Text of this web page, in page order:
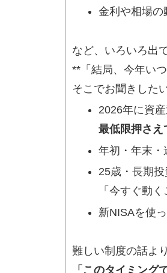
金利や相場の
など、いろいろ出
**「結局、今年い
そこでお聞きした
2026年に資
最低限押さえ
年初・年末・
25歳・長期投
「今すぐ動
新NISAを使
難しい制度の話より
「このタイミング